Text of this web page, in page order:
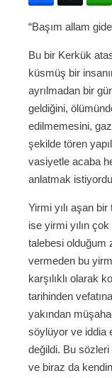
“Başım allam
Bu bir Kerkük
küsmüş bir
ayrılmadan bir
geldiğini,
edilmemesini,
şekilde tören
vasiyetle acaba
anlatmak
Yirmi yılı aşan bir
ise yirmi yılın
talebesi olduğum
vermeden bu
karşılıklı olarak
tarihinden
yakından
söylüyor ve iddia
değildi. Bu
ve biraz da